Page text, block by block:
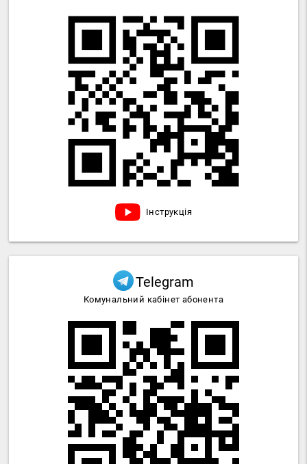
Інструкція
Telegram
Комунальний кабінет абонента